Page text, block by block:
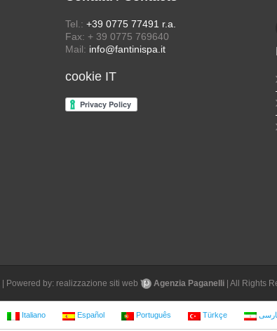
Tel.: +39 0775 77491 r.a.
Fax: + 39 0775 769640
Mail: info@fantinispa.it
cookie IT
| Powered by: realizzazione siti web Agenzia Paganelli| All Rights
Italiano Español Português Türkçe